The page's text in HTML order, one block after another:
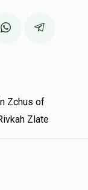
Zchus of
Zlate